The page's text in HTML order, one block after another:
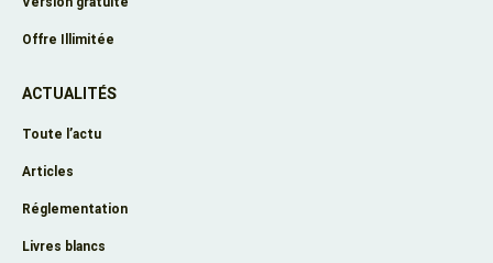
Offre Illimitée
ACTUALITÉS
Toute l’actu
Articles
Réglementation
Livres blancs